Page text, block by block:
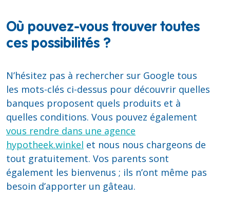
Où pouvez-vous trouver toutes
ces possibilités ?
N’hésitez pas à rechercher sur Google tous
les mots-clés ci-dessus pour découvrir quelles
banques proposent quels produits et à
quelles conditions. Vous pouvez également
vous rendre dans une agence
hypotheek.winkel et nous nous chargeons de
tout gratuitement. Vos parents sont
également les bienvenus ; ils n’ont même pas
besoin d’apporter un gâteau.